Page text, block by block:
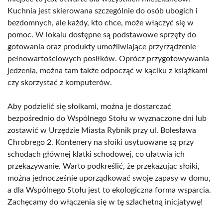
Kuchnia jest skierowana szczególnie do osób ubogich i
bezdomnych, ale każdy, kto chce, może włączyć się w
pomoc. W lokalu dostępne są podstawowe sprzęty do
gotowania oraz produkty umożliwiające przyrządzenie
pełnowartościowych posiłków. Oprócz przygotowywania
jedzenia, można tam także odpocząć w kąciku z książkami
czy skorzystać z komputerów.
Aby podzielić się słoikami, można je dostarczać
bezpośrednio do Wspólnego Stołu w wyznaczone dni lub
zostawić w Urzędzie Miasta Rybnik przy ul. Bolesława
Chrobrego 2. Kontenery na słoiki usytuowane są przy
schodach głównej klatki schodowej, co ułatwia ich
przekazywanie. Warto podkreślić, że przekazując słoiki,
można jednocześnie uporządkować swoje zapasy w domu,
a dla Wspólnego Stołu jest to ekologiczna forma wsparcia.
Zachęcamy do włączenia się w tę szlachetną inicjatywę!